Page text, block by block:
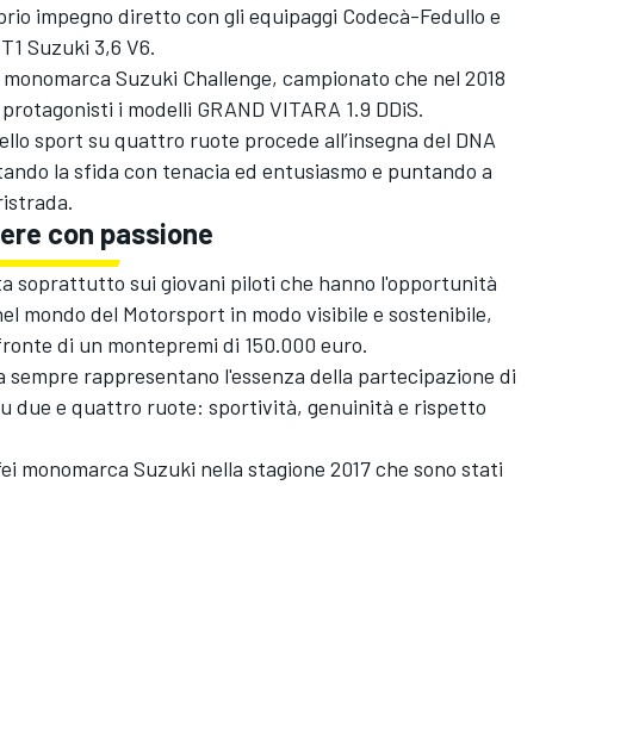
impegno diretto con gli equipaggi Codecà-Fedullo e
Suzuki 3,6 V6.
Suzuki Challenge, campionato che nel 2018
i modelli GRAND VITARA 1.9 DDiS.
sport su quattro ruote procede all’insegna del DNA
la sfida con tenacia ed entusiasmo e puntando a
con passione
soprattutto sui giovani piloti che hanno l'opportunità
mondo del Motorsport in modo visibile e sostenibile,
di un montepremi di 150.000 euro.
rappresentano l'essenza della partecipazione di
due e quattro ruote: sportività, genuinità e rispetto
monomarca Suzuki nella stagione 2017 che sono stati